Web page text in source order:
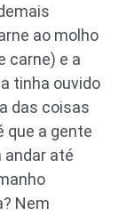
ao molho
carne) e a
tinha ouvido
das coisas
que a gente
andar até
Nem